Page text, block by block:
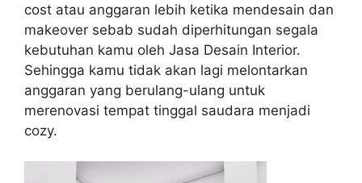
cost atau anggaran lebih ketika mendesain dan
makeover sebab sudah diperhitungan segala
kebutuhan kamu oleh Jasa Desain Interior.
Sehingga kamu tidak akan lagi melontarkan
anggaran yang berulang-ulang untuk
merenovasi tempat tinggal saudara menjadi
cozy.